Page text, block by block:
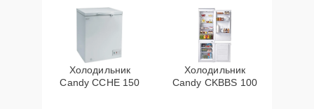
Холодильник
Candy CCHE 150
Холодильник
Candy CKBBS 100